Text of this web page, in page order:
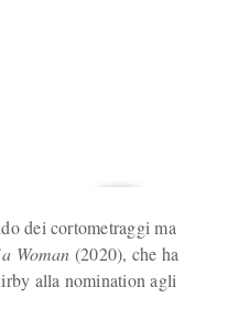
dei cortometraggi ma
Woman (2020), che ha
alla nomination agli